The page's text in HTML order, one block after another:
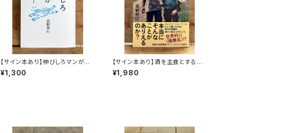
【サイン本あり】伸びしろマンがゆ
く！
¥1,300
【サイン本あり】酒を主食とする
人々 エチオピアの科学的秘境を
旅する
¥1,980